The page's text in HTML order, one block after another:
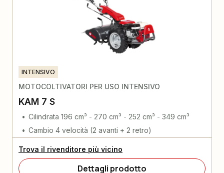
INTENSIVO
MOTOCOLTIVATORI PER USO INTENSIVO
KAM 7 S
Cilindrata 196 cm³ - 270 cm³ - 252 cm³ - 349 cm³
Cambio 4 velocità (2 avanti + 2 retro)
Trova il rivenditore più vicino
Dettagli prodotto